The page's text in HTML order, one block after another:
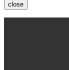
close